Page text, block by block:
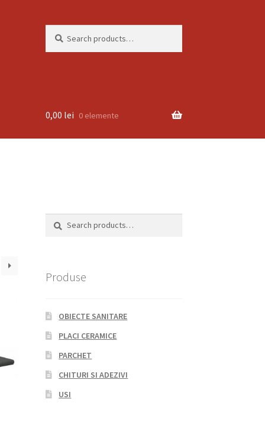
for:
0,00 lei 0 elemente
Search
Search
Produse
OBIECTE SANITARE
PLACI CERAMICE
PARCHET
CHITURI SI ADEZIVI
USI